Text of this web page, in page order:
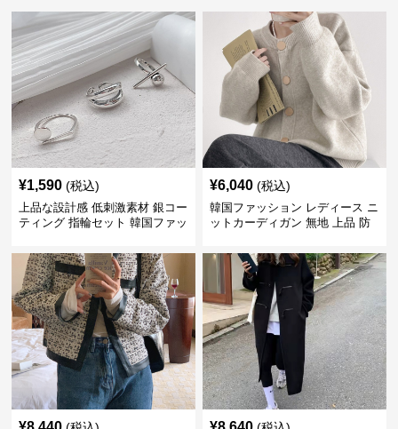
¥1,590 (税込)
上品な設計感 低刺激素材 銀コー
ティング 指輪セット 韓国ファッ
¥6,040 (税込)
韓国ファッション レディース ニ
ットカーディガン 無地 上品 防